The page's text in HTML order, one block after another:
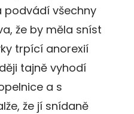
podvádí všechny
že by měla sníst
trpící anorexií
tajně vyhodí
a s
že jí snídaně